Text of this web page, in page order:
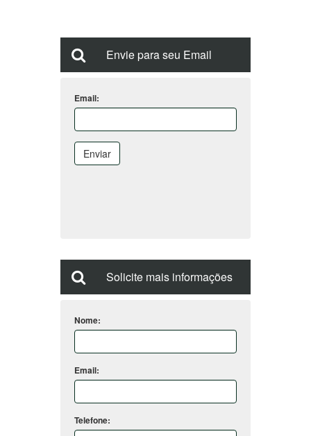
Envie para seu Email
Email:
Enviar
Solicite mais informações
Nome:
Email:
Telefone: